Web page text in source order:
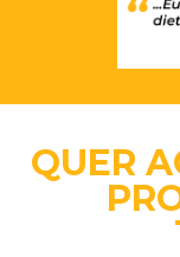
QUER